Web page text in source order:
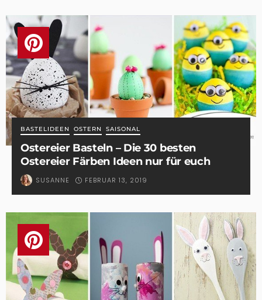
BASTELIDEEN OSTERN SAISONAL
Ostereier Basteln – Die 30 besten
Ostereier Färben Ideen nur für euch
SUSANNE FEBRUAR 13, 2019